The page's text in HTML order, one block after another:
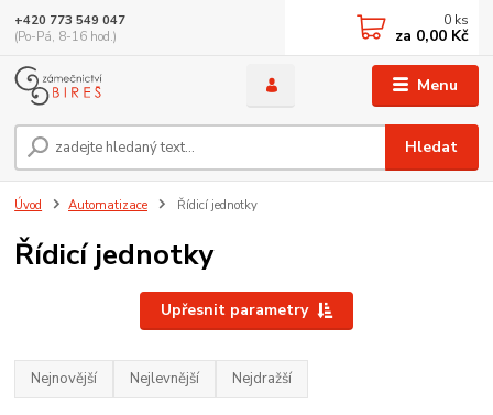
Menu
Hledat
+420 773 549 047
(Po-Pá, 8-16 hod.)
0 ks
za 0,00 Kč
Úvod Automatizace Řídicí jednotky
Řídicí jednotky
Upřesnit parametry
Nejnovější Nejlevnější Nejdražší